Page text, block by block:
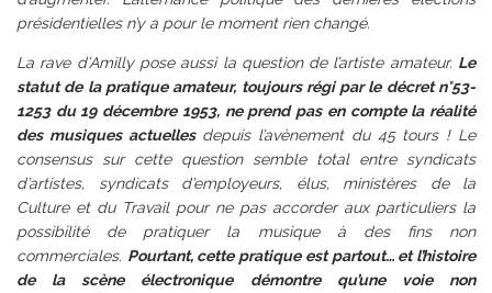
présidentielles n’y a pour le moment rien changé.
La rave d’Amilly pose aussi la question de l’artiste amateur. Le
statut de la pratique amateur, toujours régi par le décret n°53-
1253 du 19 décembre 1953, ne prend pas en compte la réalité
des musiques actuellesdepuis l’avènement du 45 tours ! Le
consensus sur cette question semble total entre syndicats
d’artistes, syndicats d’employeurs, élus, ministères de la
Culture et du Travail pour ne pas accorder aux particuliers la
possibilité de pratiquer la musique à des fins non
commerciales. Pourtant, cette pratique est partout… et l’histoire
de la scène électronique démontre qu’une voie non